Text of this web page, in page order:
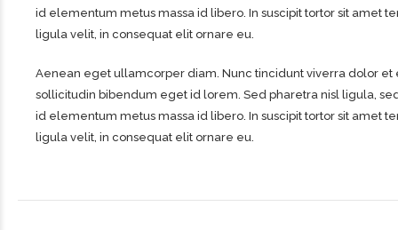
id elementum metus massa id libero. In suscipit tortor sit amet
ligula velit, in consequat elit ornare eu.
Aenean eget ullamcorper diam. Nunc tincidunt viverra dolor et
sollicitudin bibendum eget id lorem. Sed pharetra nisl ligula,
id elementum metus massa id libero. In suscipit tortor sit amet
ligula velit, in consequat elit ornare eu.